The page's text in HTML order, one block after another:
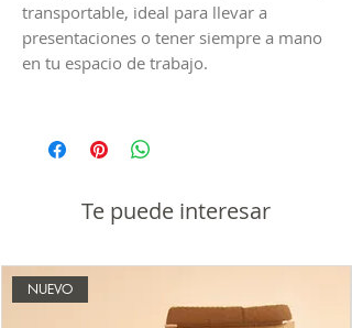
transportable, ideal para llevar a
presentaciones o tener siempre a mano
en tu espacio de trabajo.
armarla con las muestras que vos elijas,
o llevártela con los 8 ejemplos que
Ninguna es igual a la otra, como el
Podes retirar por villa Martelli o Villa
Crespo y pagar en efectivo 10.000
Te puede interesar
NUEVO